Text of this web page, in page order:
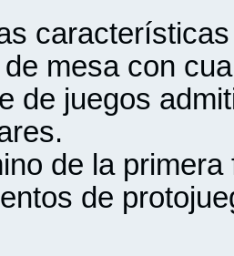
mesa con
de juegos
de la
de